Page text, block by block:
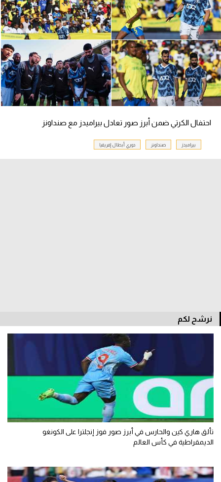
الدوري السعودي للمحترفين
دوري أبطال أوروبا
دوري أبطال إفريقيا
كل البطولات
الدوري المصري
كرة سلة
كرة طائرة
الوطن العربي
في المونديال
احتفال الكرتي ضمن أبرز صور تعادل بيراميدز مع صنداونز
بيراميدز صنداونز دوري أبطال إفريقيا
نرشح لكم
تألق هاري كين والحارس في أبرز صور فوز إنجلترا على الكونغو
الديمقراطية في كأس العالم